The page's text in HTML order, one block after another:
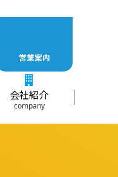
営業案内
会社紹介
company